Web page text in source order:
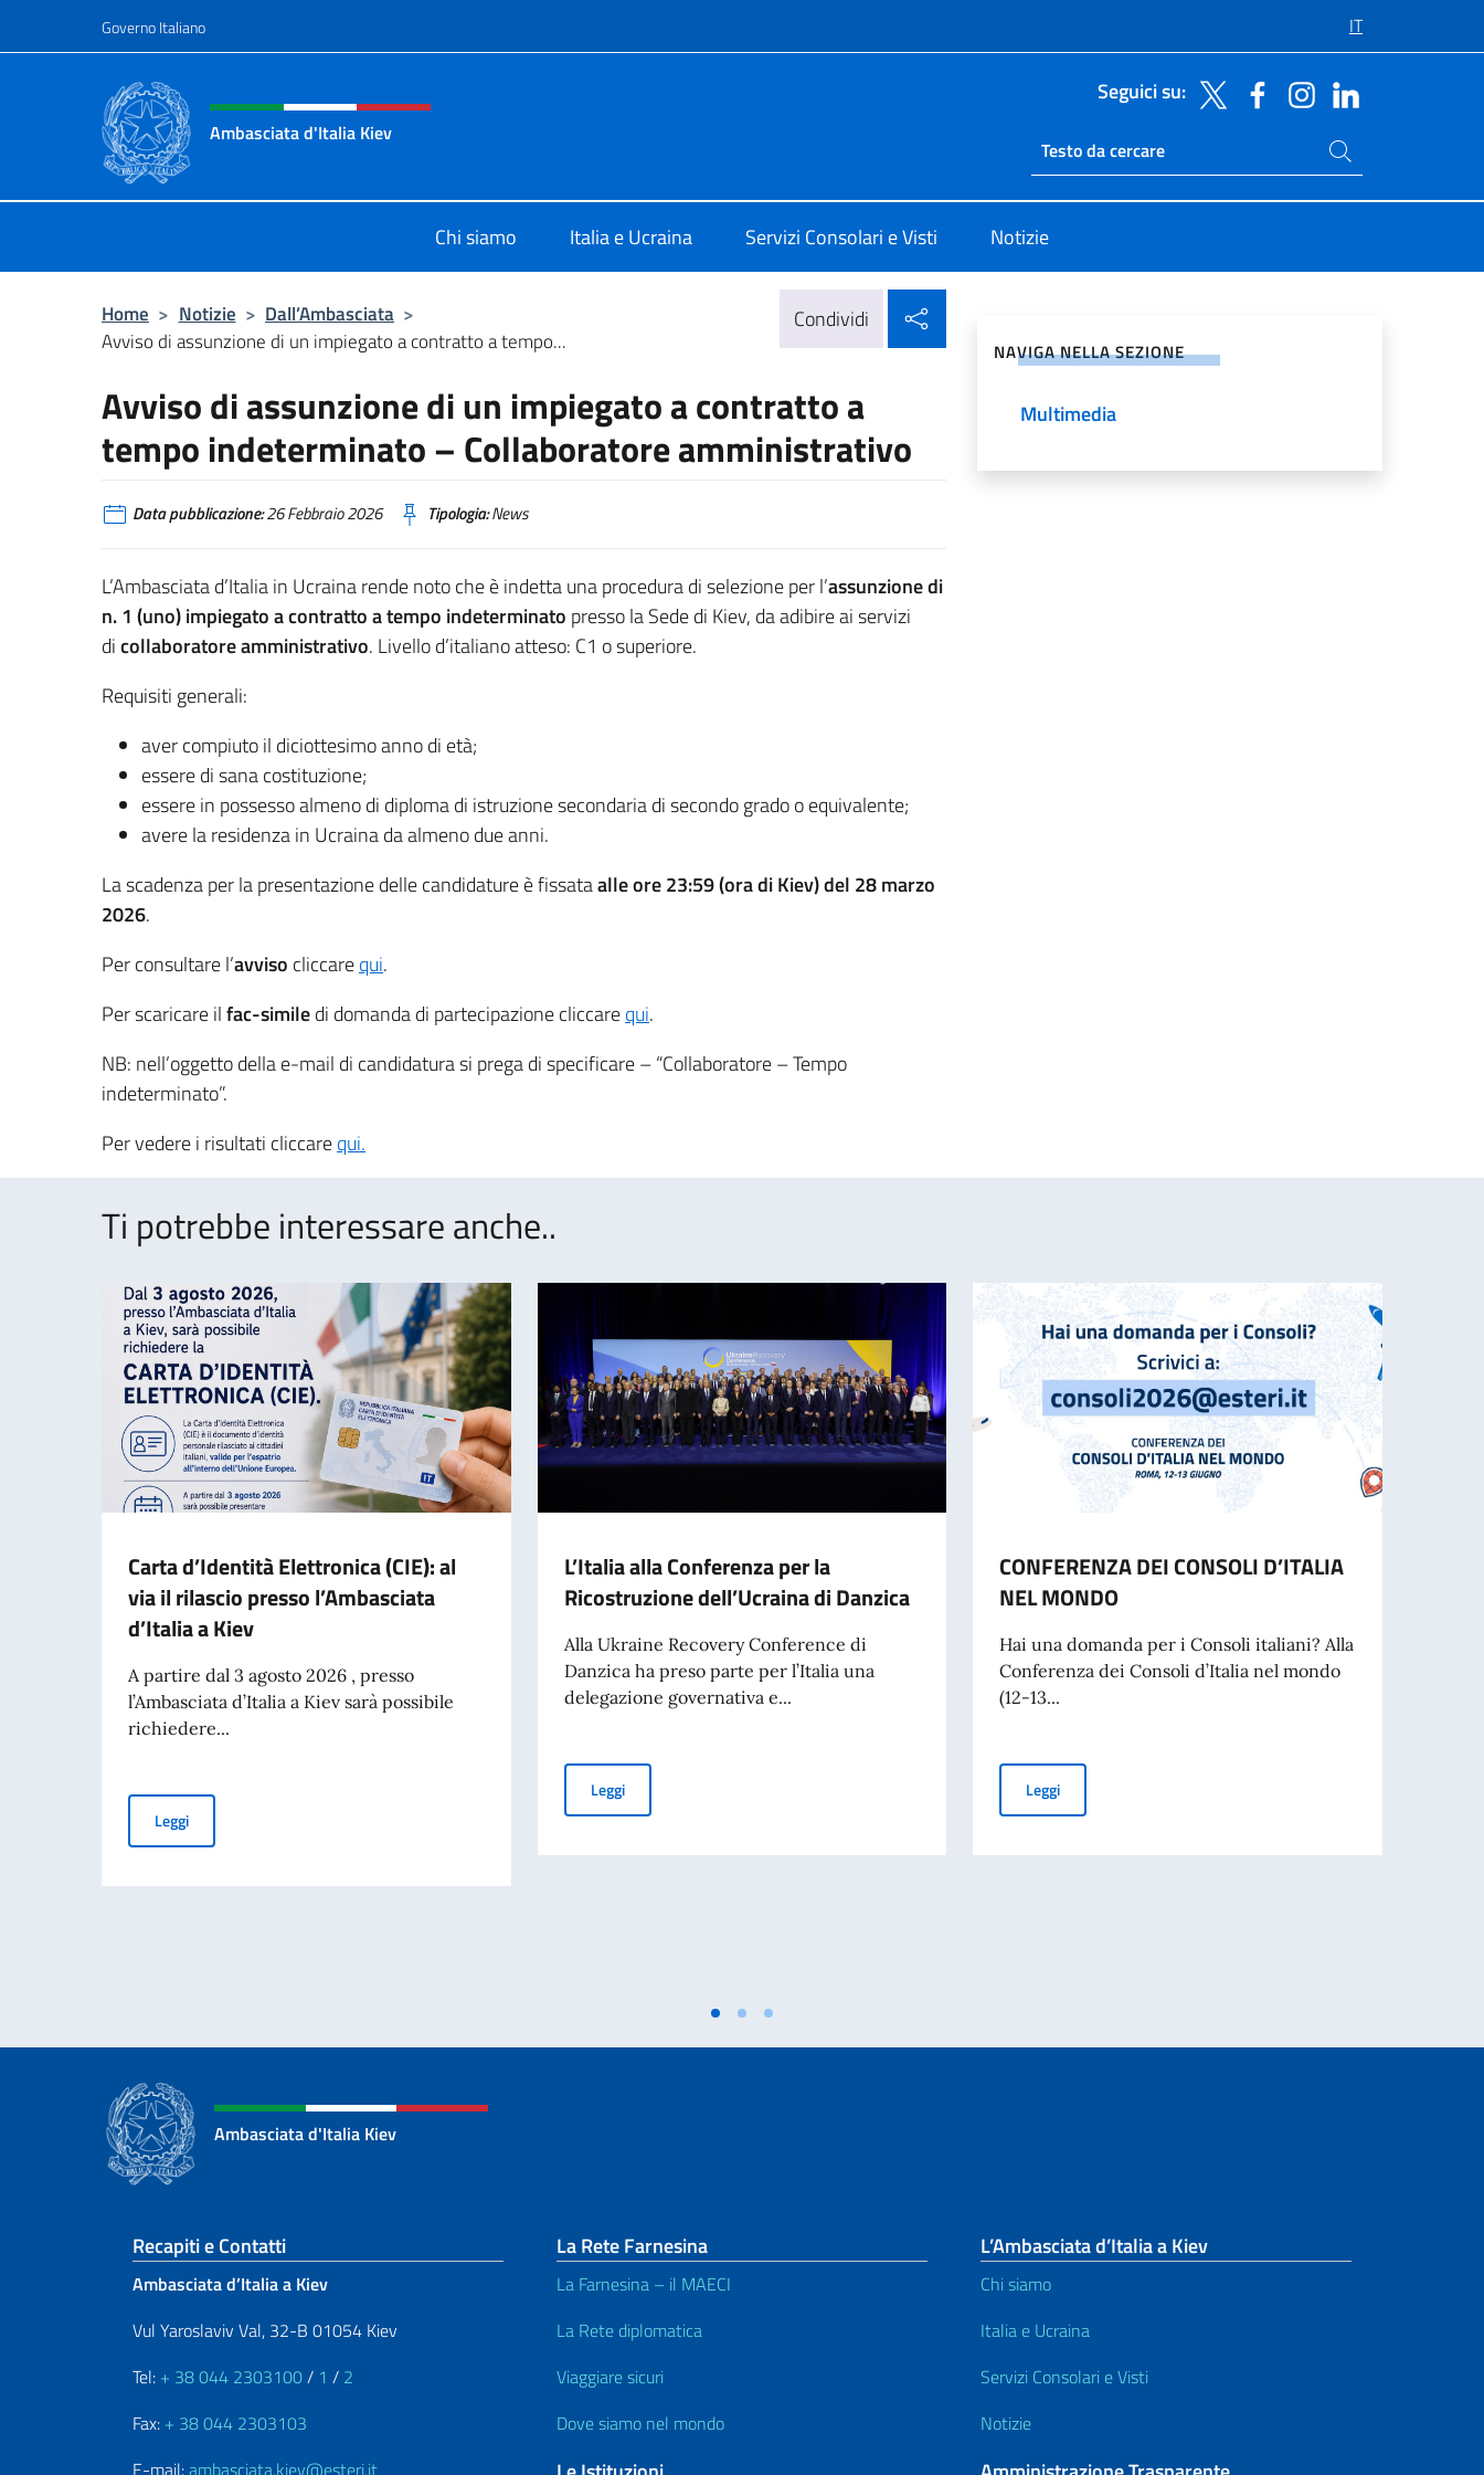
Governo Italiano IT
Intestazione sito, social e menù
Ambasciata d'Italia Kiev
Seguici su:
Ricerca sito live
Cerca nel sito
Chi siamo Italia e Ucraina Servizi Consolari e Visti Notizie
Home > Notizie > Dall’Ambasciata >
Avviso di assunzione di un impiegato a contratto a tempo...
Condividi
Avviso di assunzione di un impiegato a contratto a
tempo indeterminato – Collaboratore amministrativo
Data pubblicazione:26 Febbraio 2026 Tipologia:News
L’Ambasciata d’Italia in Ucraina rende noto che è indetta una procedura di selezione per l’assunzione di
n. 1 (uno) impiegato a contratto a tempo indeterminato presso la Sede di Kiev, da adibire ai servizi
dicollaboratore amministrativo. Livello d’italiano atteso: C1 o superiore.
Requisiti generali:
aver compiuto il diciottesimo anno di età;
essere di sana costituzione;
essere in possesso almeno di diploma di istruzione secondaria di secondo grado o equivalente;
avere la residenza in Ucraina da almeno due anni.
La scadenza per la presentazione delle candidature è fissataalle ore 23:59 (ora di Kiev) del 28 marzo
2026.
Per consultare l’avviso cliccarequi.
Per scaricare ilfac-similedi domanda di partecipazione cliccarequi.
NB: nell’oggetto della e-mail di candidatura si prega di specificare – “Collaboratore – Tempo
indeterminato”.
Per vedere i risultati cliccarequi.
NAVIGA NELLA SEZIONE
Multimedia
Ti potrebbe interessare anche..
Carta d’Identità Elettronica (CIE): al
via il rilascio presso l’Ambasciata
d’Italia a Kiev
A partire dal 3 agosto 2026 , presso
l’Ambasciata d’Italia a Kiev sarà possibile
richiedere...
LeggiCarta d’Identità Elettronica (CIE): al via il rilascio presso l’Ambasciata d’Italia a Kiev
L’Italia alla Conferenza per la
Ricostruzione dell’Ucraina di Danzica
Alla Ukraine Recovery Conference di
Danzica ha preso parte per l’Italia una
delegazione governativa e...
LeggiL’Italia alla Conferenza per la Ricostruzione dell’Ucraina di Danzica
CONFERENZA DEI CONSOLI D’ITALIA
NEL MONDO
Hai una domanda per i Consoli italiani? Alla
Conferenza dei Consoli d’Italia nel mondo
(12-13...
LeggiCONFERENZA DEI CONSOLI D’ITALIA NEL MONDO
Ambasciata d'Italia Kiev
Sezione footer
Recapiti e Contatti
Ambasciata d’Italia a Kiev
Vul Yaroslaviv Val, 32-B 01054 Kiev
Tel: + 38 044 2303100/ 1 / 2
Fax: + 38 044 2303103
E-mail:ambasciata.kiev@esteri.it
La Rete Farnesina
La Farnesina – il MAECI
La Rete diplomatica
Viaggiare sicuri
Dove siamo nel mondo
L’Ambasciata d’Italia a Kiev
Chi siamo
Italia e Ucraina
Servizi Consolari e Visti
Notizie